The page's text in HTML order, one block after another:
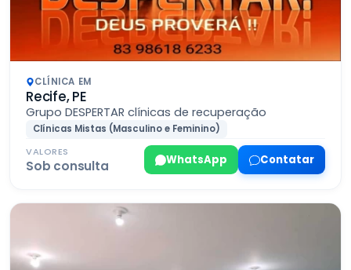
CLÍNICA EM
Recife, PE
Grupo DESPERTAR clínicas de recuperação
Clínicas Mistas (Masculino e Feminino)
VALORES
Sob consulta WhatsApp Contatar